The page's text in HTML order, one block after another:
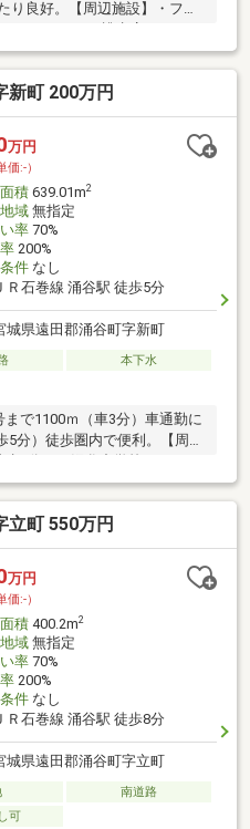
り良好。【周辺施設】・ファ
ジエスーパー桃生店10700ｍ
ー涌谷店8300ｍ（車17分）
新町 200万円
万円
価:-）
積639.01m2
域無指定
率70%
200%
件なし
ＪＲ石巻線 涌谷駅 徒歩5分
城県遠田郡涌谷町字新町
本下水
まで1100ｍ（車3分）車通勤に
分）徒歩圏内で便利。【周辺
450ｍ（徒歩6分）・ヨークベ
涌谷中央公園200ｍ（徒歩3
立町 550万円
万円
価:-）
積400.2m2
域無指定
率70%
200%
件なし
Ｒ石巻線 涌谷駅 徒歩8分
城県遠田郡涌谷町字立町
南道路
可